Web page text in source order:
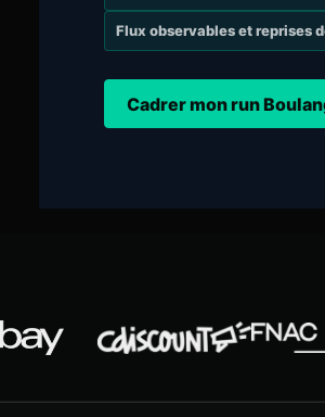
Flux observables et reprises
Cadrer mon run